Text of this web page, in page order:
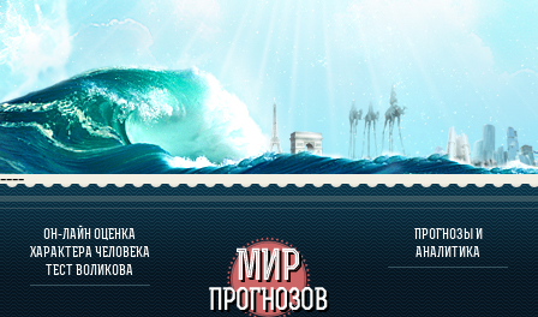
----
ОН-ЛАЙН ОЦЕНКА
ХАРАКТЕРА ЧЕЛОВЕКА
ТЕСТ ВОЛИКОВА
ПРОГНОЗЫ И
АНАЛИТИКА
О ПРОГРАММЕ
ОЦЕНКА ХАРАКТЕРA ЧЕЛОВЕКА
ОЦЕНКА ХАРАКТЕРА ВЫДАЮЩИХСЯ ЛИЧНОСТЕЙ